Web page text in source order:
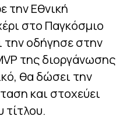
την Εθνική
στο Παγκόσμιο
την οδήγησε στην
της διοργάνωσης
θα δώσει την
και στοχεύει